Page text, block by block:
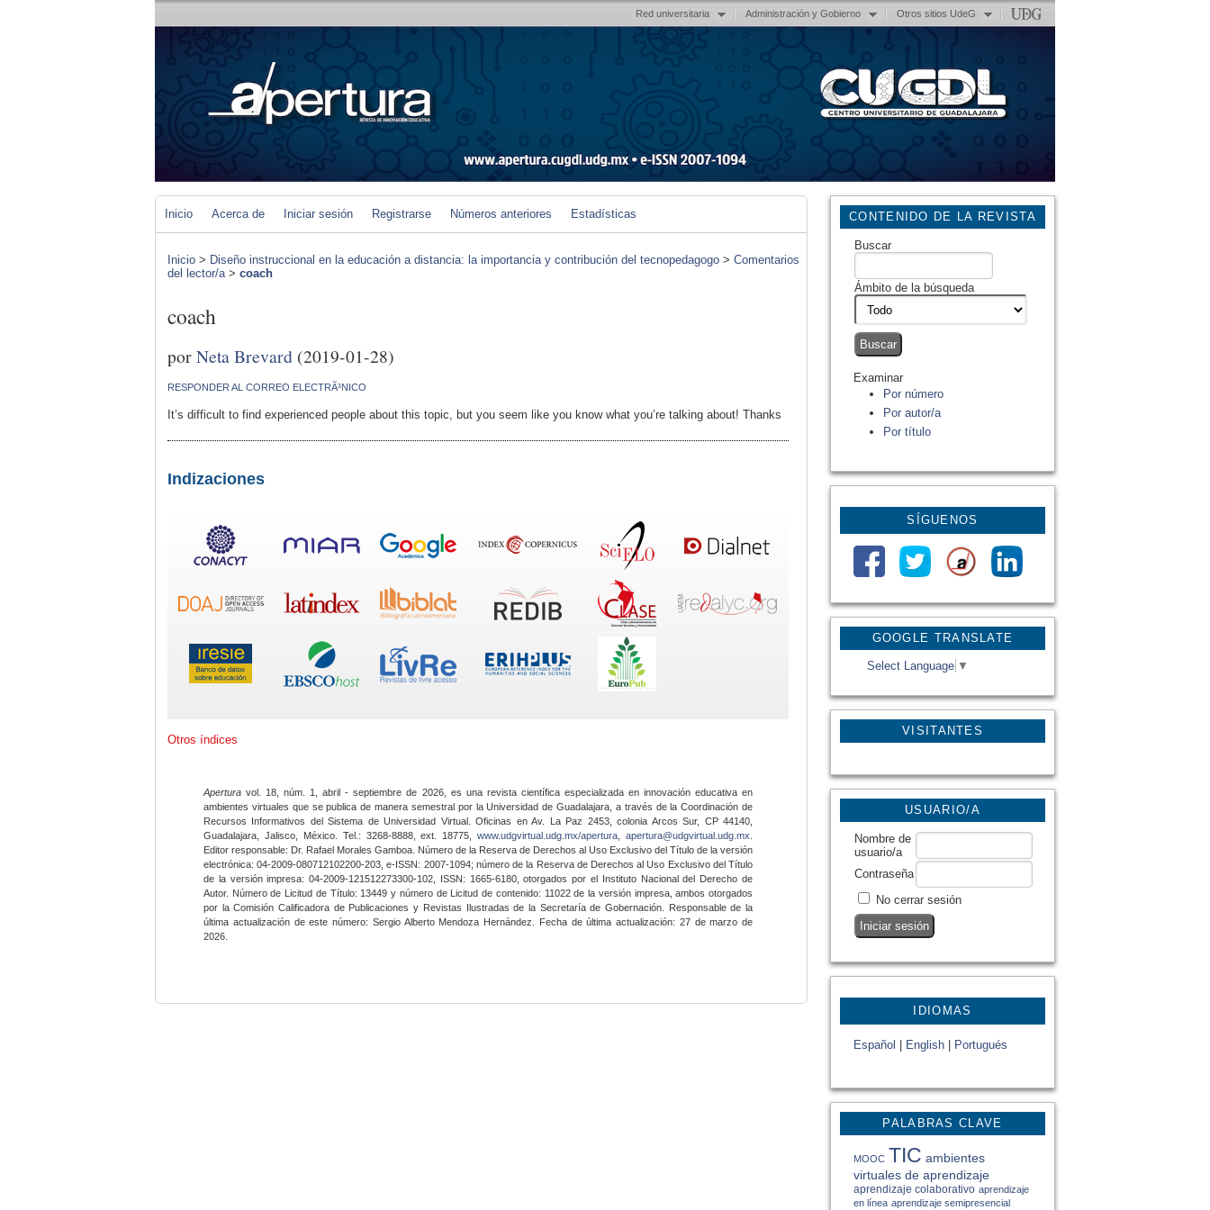
Red universitaria Administración y Gobierno Otros sitios UdeG
GOOGLE TRANSLATE
Select Language ▼
VISITANTES
CONTENIDO DE LA REVISTA
Buscar
Ámbito de la búsqueda
Examinar
Por número
Por autor/a
Por título
SÍGUENOS
USUARIO/A
Nombre de
usuario/a
Contraseña
No cerrar sesión
IDIOMAS
Español English Portugués
PALABRAS CLAVE
MOOC TIC ambientes
virtuales de aprendizaje
aprendizaje colaborativo aprendizaje
en línea aprendizaje semipresencial
Inicio Acerca de Iniciar sesión Registrarse Números anteriores Estadísticas
Inicio > Diseño instruccional en la educación a distancia: la importancia y contribución del tecnopedagogo > Comentarios
del lector/a> coach
coach
porNeta Brevard (2019-01-28)
RESPONDER AL CORREO ELECTRÃ³NICO
It’s difficult to find experienced people about this topic, but you seem like you know what you’re talking about! Thanks
Indizaciones
Otros índices
Apertura vol. 18, núm. 1, abril - septiembre de 2026, es una revista científica especializada en innovación educativa en
ambientes virtuales que se publica de manera semestral por la Universidad de Guadalajara, a través de la Coordinación de
Recursos Informativos del Sistema de Universidad Virtual. Oficinas en Av. La Paz 2453, colonia Arcos Sur, CP 44140,
Guadalajara, Jalisco, México. Tel.: 3268-8888, ext. 18775,www.udgvirtual.udg.mx/apertura apertura@udgvirtual.udg.mx
Editor responsable: Dr. Rafael Morales Gamboa. Número de la Reserva de Derechos al Uso Exclusivo del Título de la versión
electrónica: 04-2009-080712102200-203, e-ISSN: 2007-1094; número de la Reserva de Derechos al Uso Exclusivo del Título
de la versión impresa: 04-2009-121512273300-102, ISSN: 1665-6180, otorgados por el Instituto Nacional del Derecho de
Autor. Número de Licitud de Título: 13449 y número de Licitud de contenido: 11022 de la versión impresa, ambos otorgados
por la Comisión Calificadora de Publicaciones y Revistas Ilustradas de la Secretaría de Gobernación. Responsable de la
última actualización de este número: Sergio Alberto Mendoza Hernández. Fecha de última actualización: 27 de marzo de
2026.